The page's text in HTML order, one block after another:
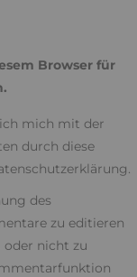
Browser für
mich mit der
durch diese
des
zu editieren
oder nicht zu